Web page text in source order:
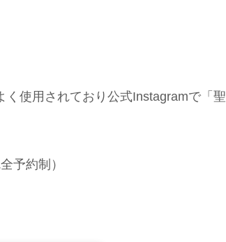
使用されており公式Instagramで「聖
予約制）